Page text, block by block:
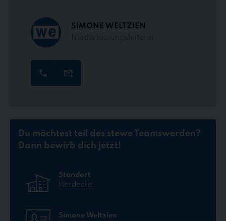
SIMONE WELTZIEN
Du möchtest teil des stewe Teamswerden?
Dann bewirb dich jetzt!
Standort
Herdecke
Simone Weltzien